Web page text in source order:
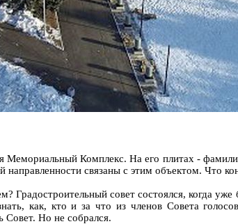
Комплекс. На его плитах -
направленности связаны с этим объектом. Что
Градостроительный совет состоялся, когда
как, кто и за что из членов Совета
Совет. Но не собрался.